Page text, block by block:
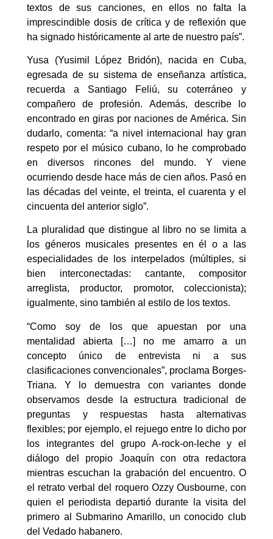
textos de sus canciones, en ellos no falta la
imprescindible dosis de crítica y de reflexión que
ha signado históricamente al arte de nuestro país”.
Yusa (Yusimil López Bridón), nacida en Cuba,
egresada de su sistema de enseñanza artística,
recuerda a Santiago Feliú, su coterráneo y
compañero de profesión. Además, describe lo
encontrado en giras por naciones de América. Sin
dudarlo, comenta: “a nivel internacional hay gran
respeto por el músico cubano, lo he comprobado
en diversos rincones del mundo. Y viene
ocurriendo desde hace más de cien años. Pasó en
las décadas del veinte, el treinta, el cuarenta y el
cincuenta del anterior siglo”.
La pluralidad que distingue al libro no se limita a
los géneros musicales presentes en él o a las
especialidades de los interpelados (múltiples, si
bien interconectadas: cantante, compositor
arreglista, productor, promotor, coleccionista);
igualmente, sino también al estilo de los textos.
“Como soy de los que apuestan por una
mentalidad abierta […] no me amarro a un
concepto único de entrevista ni a sus
clasificaciones convencionales”, proclama Borges-
Triana. Y lo demuestra con variantes donde
observamos desde la estructura tradicional de
preguntas y respuestas hasta alternativas
flexibles; por ejemplo, el rejuego entre lo dicho por
los integrantes del grupo A-rock-on-leche y el
diálogo del propio Joaquín con otra redactora
mientras escuchan la grabación del encuentro. O
el retrato verbal del roquero Ozzy Ousbourne, con
quien el periodista departió durante la visita del
primero al Submarino Amarillo, un conocido club
del Vedado habanero.